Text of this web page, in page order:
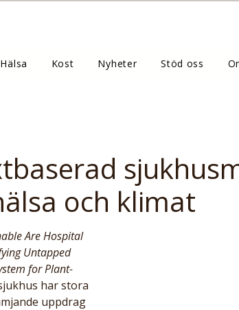
Hälsa Kost Nyheter Stöd oss
och klimat
Are Hospital
Untapped
for Plant-
har stora
uppdrag